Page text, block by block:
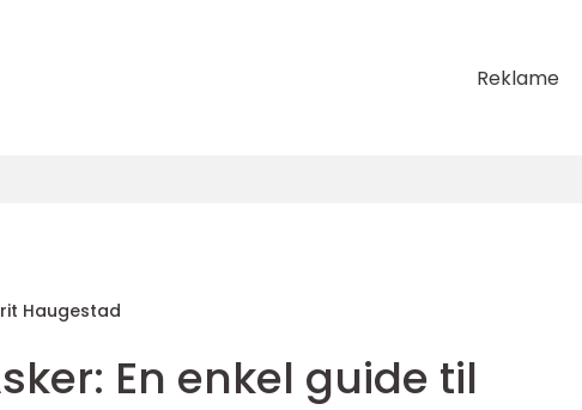
Reklame
Haugestad
En enkel guide til